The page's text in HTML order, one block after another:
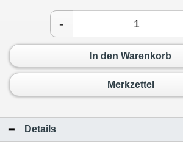
-
In den Warenkorb
Merkzettel
Details